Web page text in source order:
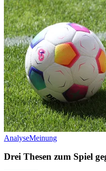
AnalyseMeinung
Drei Thesen zum Spiel